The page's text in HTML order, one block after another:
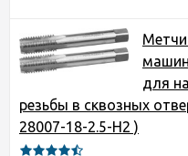
для
резьбы в сквозных
28007-18-2.5-H2 )